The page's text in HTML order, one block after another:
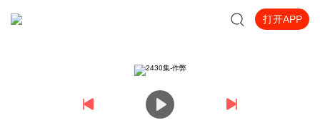
打开APP